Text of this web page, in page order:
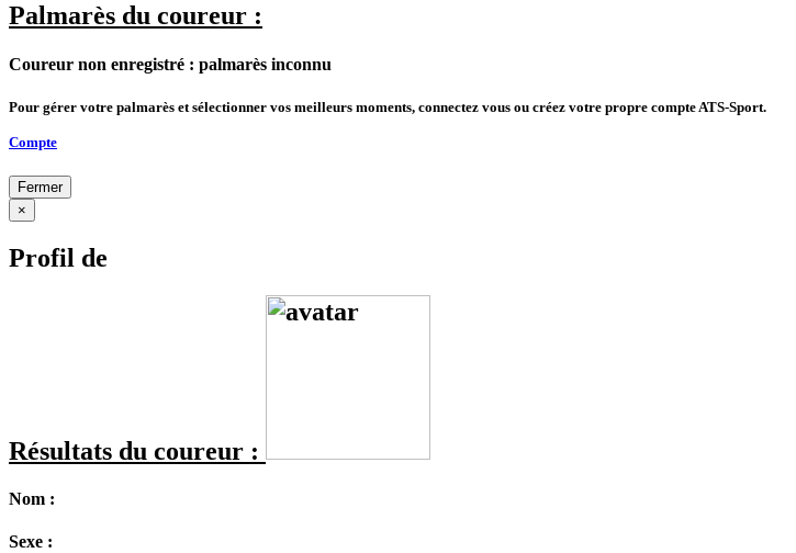
Palmarès du coureur :
Coureur non enregistré : palmarès inconnu
Pour gérer votre palmarès et sélectionner vos meilleurs moments, connectez vous ou créez votre propre compte ATS-Sport.
Compte
Fermer
×
Profil de
Résultats du coureur :
Nom :
Sexe :